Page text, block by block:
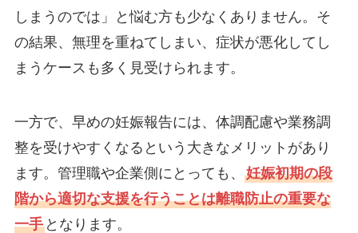
しまうのでは」と悩む方も少なくありません。そ
の結果、無理を重ねてしまい、症状が悪化してし
まうケースも多く見受けられます。
一方で、早めの妊娠報告には、体調配慮や業務調
整を受けやすくなるという大きなメリットがあり
ます。管理職や企業側にとっても、 妊娠初期の段
階から適切な支援を行うことは離職防止の重要な
一手となります。